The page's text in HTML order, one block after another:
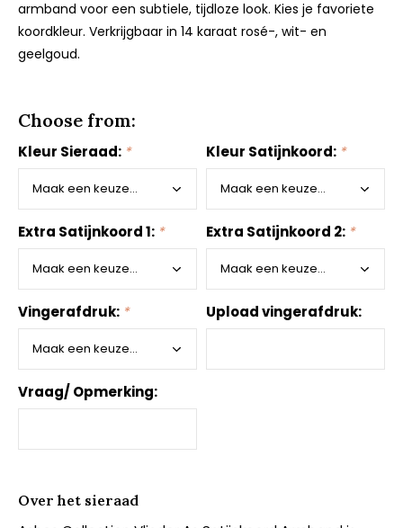
armband voor een subtiele, tijdloze look. Kies je favoriete
koordkleur. Verkrijgbaar in 14 karaat rosé-, wit- en
geelgoud.
Choose from:
Kleur Sieraad: * Kleur Satijnkoord: *
Extra Satijnkoord 1: * Extra Satijnkoord 2: *
Vingerafdruk: * Upload vingerafdruk:
Vraag/ Opmerking:
Over het sieraad